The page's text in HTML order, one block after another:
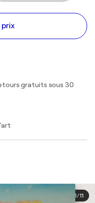
prix
gratuits sous 30
1/11